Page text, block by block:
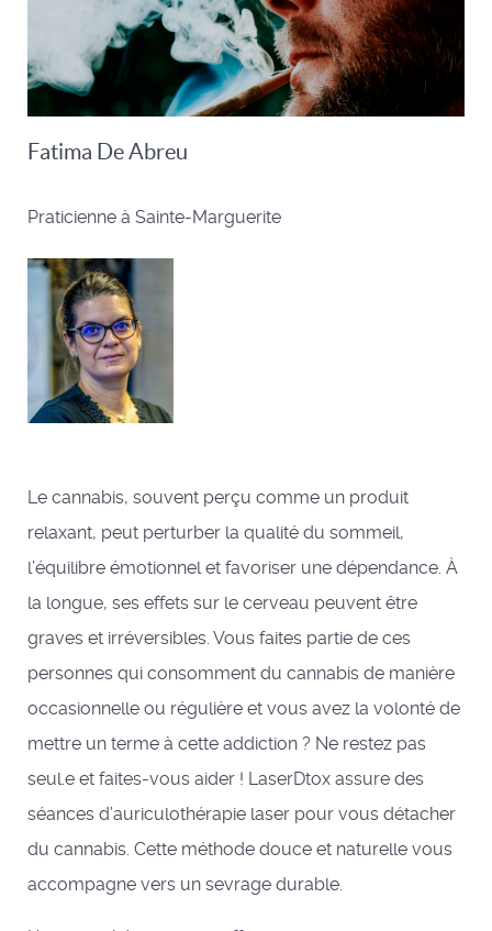
Fatima De Abreu
Praticienne à Sainte-Marguerite
Le cannabis, souvent perçu comme un produit
relaxant, peut perturber la qualité du sommeil,
l’équilibre émotionnel et favoriser une dépendance. À
la longue, ses effets sur le cerveau peuvent être
graves et irréversibles. Vous faites partie de ces
personnes qui consomment du cannabis de manière
occasionnelle ou régulière et vous avez la volonté de
mettre un terme à cette addiction ? Ne restez pas
seul.e et faites-vous aider ! LaserDtox assure des
séances d’auriculothérapie laser pour vous détacher
du cannabis. Cette méthode douce et naturelle vous
accompagne vers un sevrage durable.